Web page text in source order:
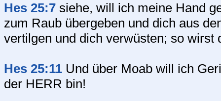
Hes 25:7 siehe, will ich meine Hand
zum Raub übergeben und dich aus
vertilgen und dich verwüsten; so
Hes 25:11 Und über Moab will ich
der HERR bin!